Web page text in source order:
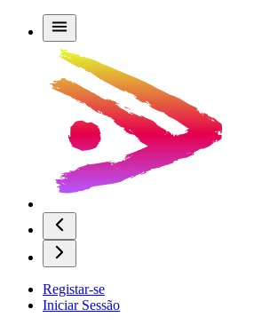
Registar-se
Iniciar Sessão